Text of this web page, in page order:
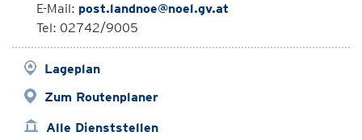
E-Mail: post.landnoe@noel.gv.at
Tel: 02742/9005
Lageplan
Zum Routenplaner
Alle Dienststellen